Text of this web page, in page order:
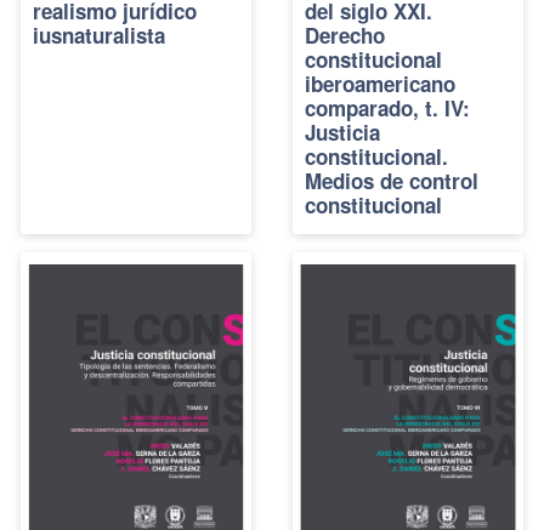
realismo jurídico
iusnaturalista
del siglo XXI.
Derecho
constitucional
iberoamericano
comparado, t. IV:
Justicia
constitucional.
Medios de control
constitucional